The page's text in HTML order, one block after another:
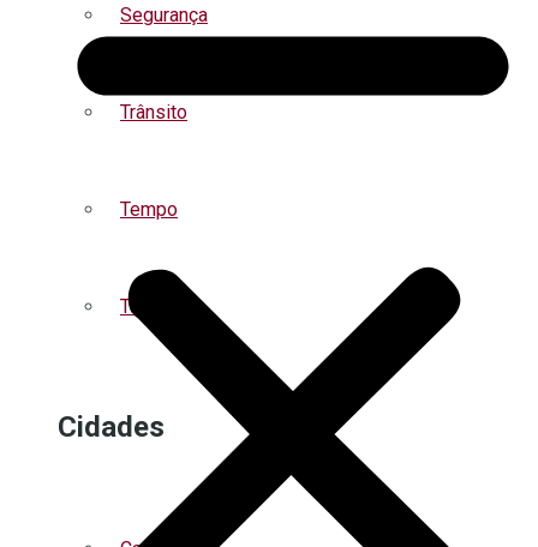
Segurança
Trânsito
Tempo
Turismo
Cidades